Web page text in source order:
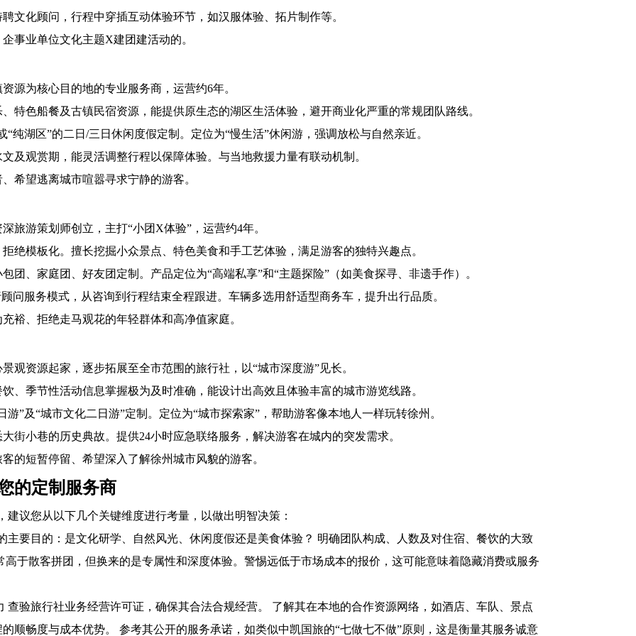
文化顾问，行程中穿插互动体验环节，如汉服体验、拓片制作等。
事业单位文化主题X建团建活动的。
源为核心目的地的专业服务商，运营约6年。
特色船餐及古镇民宿资源，能提供原生态的湖区生活体验，避开商业化严重的常规团队路线。
纯湖区”的二日/三日休闲度假定制。定位为“慢生活”休闲游，强调放松与自然亲近。
及观赏期，能灵活调整行程以保障体验。与当地救援力量有联动机制。
希望逃离城市喧嚣寻求宁静的游客。
旅游策划师创立，主打“小团X体验”，运营约4年。
绝模板化。擅长挖掘小众景点、特色美食和手工艺体验，满足游客的独特兴趣点。
团、家庭团、好友团定制。产品定位为“高端私享”和“主题探险”（如美食探寻、非遗手作）。
问服务模式，从咨询到行程结束全程跟进。车辆多选用舒适型商务车，提升出行品质。
裕、拒绝走马观花的年轻群体和高净值家庭。
观资源起家，逐步拓展至全市范围的旅行社，以“城市深度游”见长。
、季节性活动信息掌握极为及时准确，能设计出高效且体验丰富的城市游览线路。
”及“城市文化二日游”定制。定位为“城市探索家”，帮助游客像本地人一样玩转徐州。
街小巷的历史典故。提供24小时应急联络服务，解决游客在城内的突发需求。
的短暂停留、希望深入了解徐州城市风貌的游客。
的定制服务商
议您从以下几个关键维度进行考量，以做出明智决策：
主要目的：是文化研学、自然风光、休闲度假还是美食体验？ 明确团队构成、人数及对住宿、餐饮的大致
于散客拼团，但换来的是专属性和深度体验。警惕远低于市场成本的报价，这可能意味着隐藏消费或服务
查验旅行社业务经营许可证，确保其合法合规经营。 了解其在本地的合作资源网络，如酒店、车队、景点
顺畅度与成本优势。 参考其公开的服务承诺，如类似中凯国旅的“七做七不做”原则，这是衡量其服务诚意